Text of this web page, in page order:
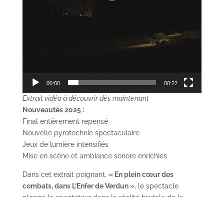
00:00 00:22
Extrait vidéo à découvrir dès maintenant
Nouveautés 2025 :
Final entièrement repensé
Nouvelle pyrotechnie spectaculaire
Jeux de lumière intensifiés
Mise en scène et ambiance sonore enrichies
Dans cet extrait poignant, « En plein cœur des
combats, dans L’Enfer de Verdun », le spectacle